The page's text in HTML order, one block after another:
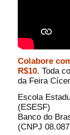
Colabore
R$10. Toda
da Feira
Escola
(ESESF)
Banco do
(CNPJ